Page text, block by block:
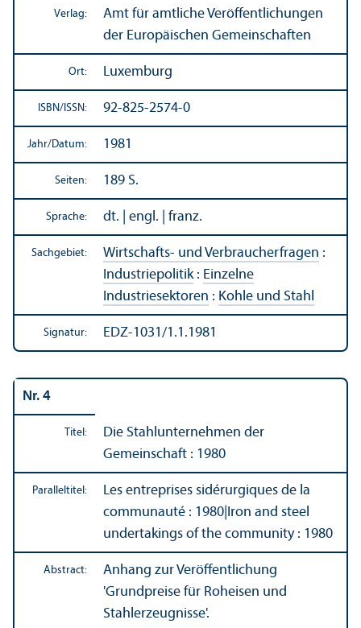
Verlag:
Amt für amtliche Veröffentlichungen
der Europäischen Gemeinschaften
Ort: Luxemburg
ISBN/ ISSN: 92-825-2574-0
Jahr/Datum: 1981
Seiten: 189 S.
Sprache: dt. | engl. | franz.
Sachgebiet: Wirtschafts- und Verbraucherfragen :
Industriepolitik: Einzelne
Industriesektoren : Kohle und Stahl
Signatur: EDZ-1031/1.1.1981
Nr. 4
Titel:
Die Stahl­unter­nehmen der
Gemeinschaft : 1980
Paralleltitel:
Les entreprises sidérurgiques de la
communauté : 1980 Iron and steel
undertakings of the community : 1980
Abstract:
Anhang zur Veröffentlichung
'Grundpreise für Roheisen und
Stahlerzeugnisse'.